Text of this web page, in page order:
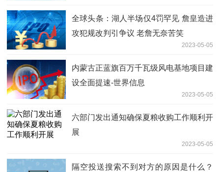
全球头条：湖人半场仅4罚罕见 詹皇造进
攻犯规改判引争议 老詹无奈苦笑
2023-05-05
内蒙古正蓝旗百万千瓦级风电基地项目建
设全面提速-世界信息
2023-05-05
六部门发出通知确保夏粮收购工作顺利开
展
2023-05-05
隔空投送搜索不到对方的原因是什么？